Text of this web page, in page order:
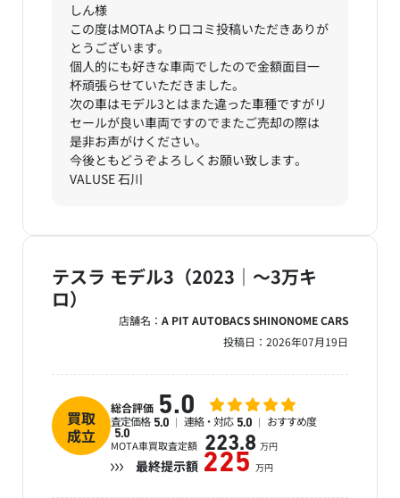
しん様
この度はMOTAより口コミ投稿いただきありが
とうございます。
個人的にも好きな車両でしたので金額面目一
杯頑張らせていただきました。
次の車はモデル3とはまた違った車種ですがリ
セールが良い車両ですのでまたご売却の際は
是非お声がけください。
今後ともどうぞよろしくお願い致します。
VALUSE 石川
テスラ モデル3（2023｜～3万キ
ロ）
店舗名： A PIT AUTOBACS SHINONOME CARS
投稿日： 2026年07月19日
買取
成立
総合評価 5.0
査定価格 5.0 連絡・対応 5.0 おすすめ度
5.0
MOTA車買取査定額 223.8 万円
最終提示額 225 万円